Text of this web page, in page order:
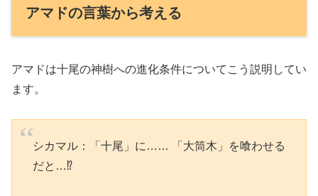
アマドの言葉から考える
アマドは十尾の神樹への進化条件についてこう説明してい
ます。
シカマル：「十尾」に…… 「大筒木」を喰わせる
だと…⁉